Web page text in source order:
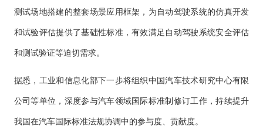
测试场地搭建的整套场景应用框架，为自动驾驶系统的仿真开发
和试验评估提供了基础性标准，有效满足自动驾驶系统安全评估
和测试验证等迫切需求。
据悉，工业和信息化部下一步将组织中国汽车技术研究中心有限
公司等单位，深度参与汽车领域国际标准制修订工作，持续提升
我国在汽车国际标准法规协调中的参与度、贡献度。